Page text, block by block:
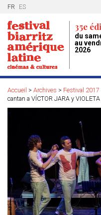
FR ES
35e
du
au
2026
Accueil > Archives > Festival 2017
cantan a VÍCTOR JARA y VIOLETA